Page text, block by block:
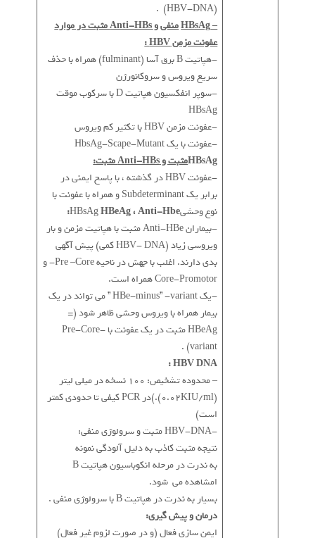
(HBV-DNA) .
–
HBsAg
منفی و Anti-HBs مثبت در موارد
عفونت مزمن HBV :
-هپاتیت B برق آسا (fulminant) همراه با حذف
سریع ویروس و سروکانورژن
-سوپر انفکسیون هپاتیت D با سرکوب موقت
HBsAg
-عفونت مزمن HBV با تکثیر کم ویروس
-عفونت با یک HbsAg-Scape-Mutant
HBsAgمثبت و Anti-HBs مثبت:
-عفونت HBV در گذشته ، با پاسخ ایمنی در
برابر یک Subdeterminant و همراه با عفونت با
نوع وحشیHBsAgHBeAg ، Anti-Hbe:
-بیماران Anti-HBe مثبت با هپاتیت مزمن و بار
ویروسی زیاد (HBV- DNA کمی) پیش آگهی
بدی دارند. اغلب با جهش در ناحیه Pre –Core- و
Core-Promotor همراه است.
-یک HBe-minus” -variant ” می تواند در یک
بیمار همراه با ویروس وحشی ظاهر شود (=
HBeAg مثبت در یک عفونت با Pre-Core-
variant) .
HBV DNA :
– محدوده تشخیص: 100 نسخه در میلی لیتر
(0.02KIU/ml).)در PCR کیفی تا حدودی کمتر
است)
-HBV-DNA مثبت و سرولوژی منفی:
نتیجه مثبت کاذب به دلیل آلودگی نمونه
به ندرت در مرحله انکوباسیون هپاتیت B
امشاهده می شود.
بسیار به ندرت در هپاتیت B با سرولوژی منفی .
درمان و پیش گیری:
ایمن سازی فعال (و در صورت لزوم غیر فعال)